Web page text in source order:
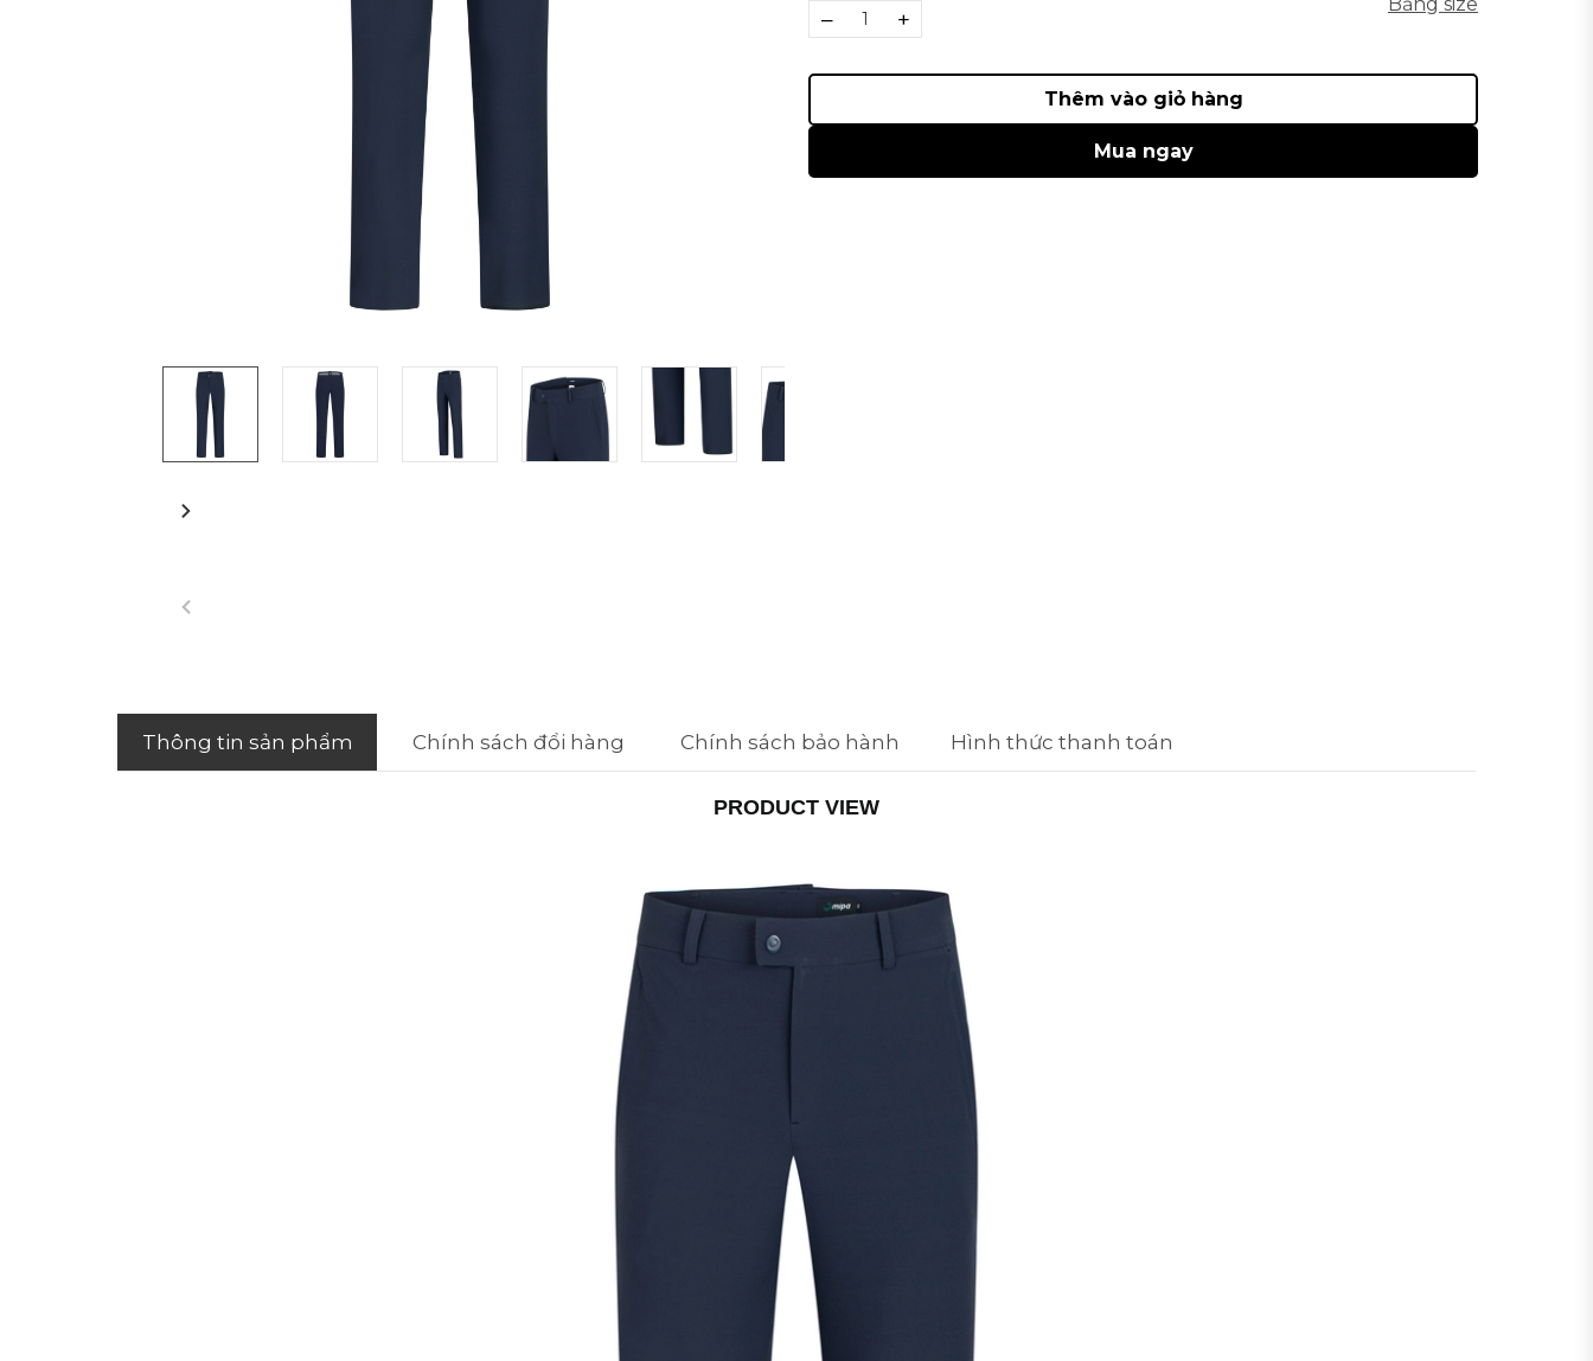
– +
Thêm vào giỏ hàng
Mua ngay
Thông tin sản phẩm Chính sách đổi hàng Chính sách bảo hành Hình thức thanh toán
PRODUCT VIEW